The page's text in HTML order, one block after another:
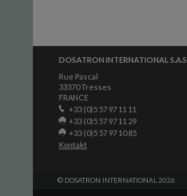
DOSATRON INTERNATIONAL S.A.S.
Rue Pascal
33370 Tresses
FRANCE
+33 (0)5 57 97 11 11
+33 (0)5 57 97 11 29
+33 (0)5 57 97 10 85
Kontakt
© DOSATRON INTERNATIONAL 2026